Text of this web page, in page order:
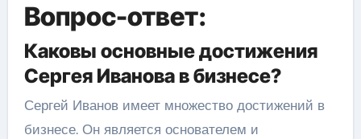
Вопрос-ответ:
Каковы основные достижения
Сергея Иванова в бизнесе?
Сергей Иванов имеет множество достижений в
бизнесе. Он является основателем и